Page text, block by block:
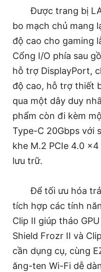
Được trang bị
bo mạch chủ mang
độ cao cho gaming
Cổng I/O phía sau
hỗ trợ DisplayPort,
độ cao, hỗ trợ thiết
qua một dây duy
phẩm còn đi kèm
Type-C 20Gbps với
khe M.2 PCIe 4.0
lưu trữ.
Để tối ưu hóa
tích hợp các tính
Clip II giúp tháo
Shield Frozr II và
cần dụng cụ, cùng
ăng-ten Wi-Fi dễ